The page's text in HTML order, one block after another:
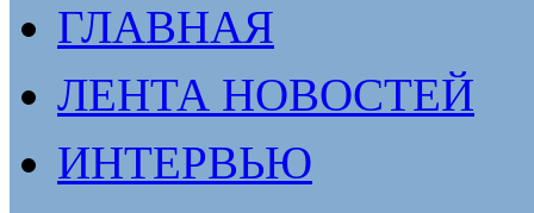
ГЛАВНАЯ
ЛЕНТА НОВОСТЕЙ
ИНТЕРВЬЮ